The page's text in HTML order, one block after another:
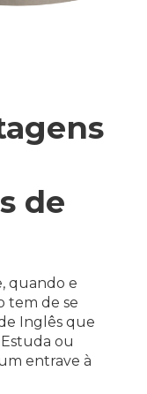
de
quando e
tem de se
Inglês que
Estuda ou
entrave à